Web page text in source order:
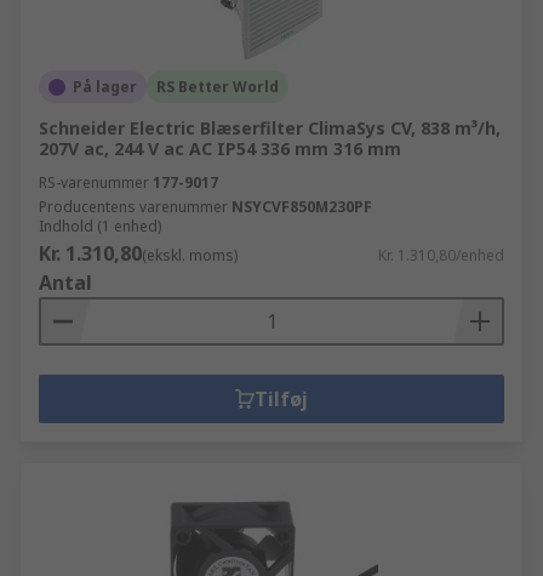
På lager RS Better World
Schneider Electric Blæserfilter ClimaSys CV, 838 m³/h,
207V ac, 244 V ac AC IP54 336 mm 316 mm
RS-varenummer 177-9017
Producentens varenummer NSYCVF850M230PF
Indhold (1 enhed)
Kr. 1.310,80(ekskl. moms) Kr. 1.310,80/enhed
Antal
Tilføj